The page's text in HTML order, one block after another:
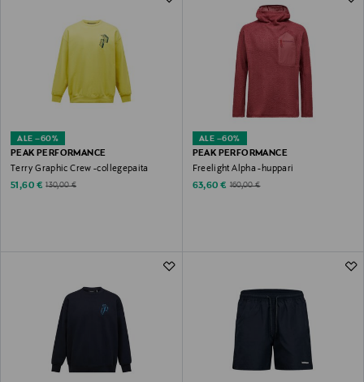
ALE –60%
PEAK PERFORMANCE
Terry Graphic Crew -collegepaita
Discounted Price
51,60 € Original Price
130,00 €
ALE –60%
PEAK PERFORMANCE
Freelight Alpha -huppari
Discounted Price
63,60 € Original Price
160,00 €